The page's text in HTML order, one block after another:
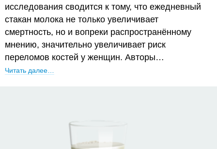
исследования сводится к тому, что ежедневный
стакан молока не только увеличивает
смертность, но и вопреки распространённому
мнению, значительно увеличивает риск
переломов костей у женщин. Авторы…
Читать далее…